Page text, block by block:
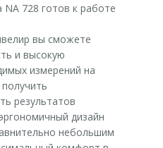
NA 728 готов к работе
вы сможете
и высокую
измерений на
результатов
дизайн
небольшим